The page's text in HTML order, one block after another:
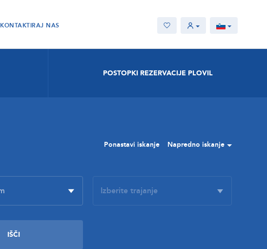
KONTAKTIRAJ NAS
POSTOPKI REZERVACIJE PLOVIL
Ponastavi iskanje Napredno iskanje